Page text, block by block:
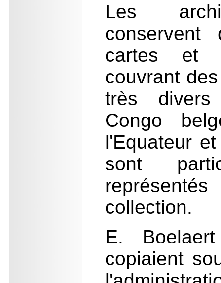
Les
conservent
cartes et
couvrant
très
Congo
l'Equateur
sont
collection.
E.
copiaient